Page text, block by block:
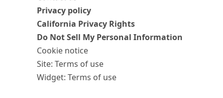
Privacy policy
California Privacy Rights
Do Not Sell My Personal Information
Cookie notice
Site: Terms of use
Widget: Terms of use